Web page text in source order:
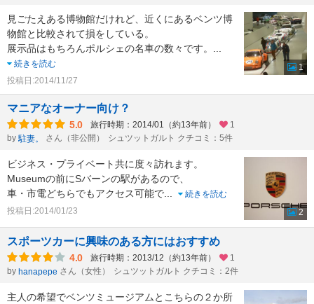
見ごたえある博物館だけれど、近くにあるベンツ博
物館と比較されて損をしている。
展示品はもちろんポルシェの名車の数々です。
続きを読む
投稿日:2014/11/27
1
マニアなオーナー向け？
5.0 旅行時期：2014/01（約13年前）
1
by 駐妻。 さん（非公開） シュツットガルト クチコミ：5件
ビジネス・プライベート共に度々訪れます。
Museumの前にSバーンの駅があるので、
車・市電どちらでもアクセス可能で
続きを読む
投稿日:2014/01/23
2
スポーツカーに興味のある方にはおすすめ
4.0 旅行時期：2013/12（約13年前）
1
by hanapepe さん（女性） シュツットガルト クチコミ：2件
主人の希望でベンツミュージアムとこちらの２か所